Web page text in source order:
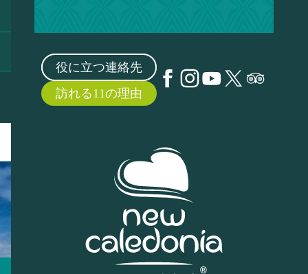
役に立つ連絡先
訪れる11の理由